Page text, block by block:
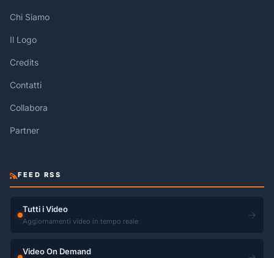
Chi Siamo
Il Logo
Credits
Contatti
Collabora
Partner
FEED RSS
Tutti i Video
Aggiornamenti video in tempo reale
→
Video On Demand